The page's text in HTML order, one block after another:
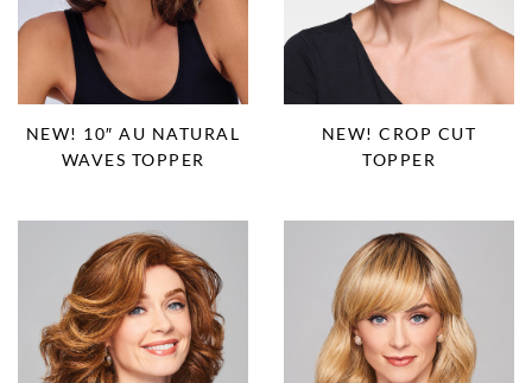
NEW! 10″ AU NATURAL
WAVES TOPPER
NEW! CROP CUT
TOPPER